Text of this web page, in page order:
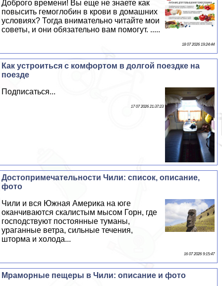
Доброго времени! Вы еще не знаете как
повысить гемоглобин в крови в домашних
условиях? Тогда внимательно читайте мои
советы, и они обязательно вам помогут. .....
18 07 2026 19:24:44
Как устроиться с комфортом в долгой поездке на
поезде
Подписаться...
17 07 2026 21:37:23
Достопримечательности Чили: список, описание,
фото
Чили и вся Южная Америка на юге
оканчиваются скалистым мысом Горн, где
господствуют постоянные туманы,
ураганные ветра, сильные течения,
шторма и холода...
16 07 2026 9:15:47
Мраморные пещеры в Чили: описание и фото